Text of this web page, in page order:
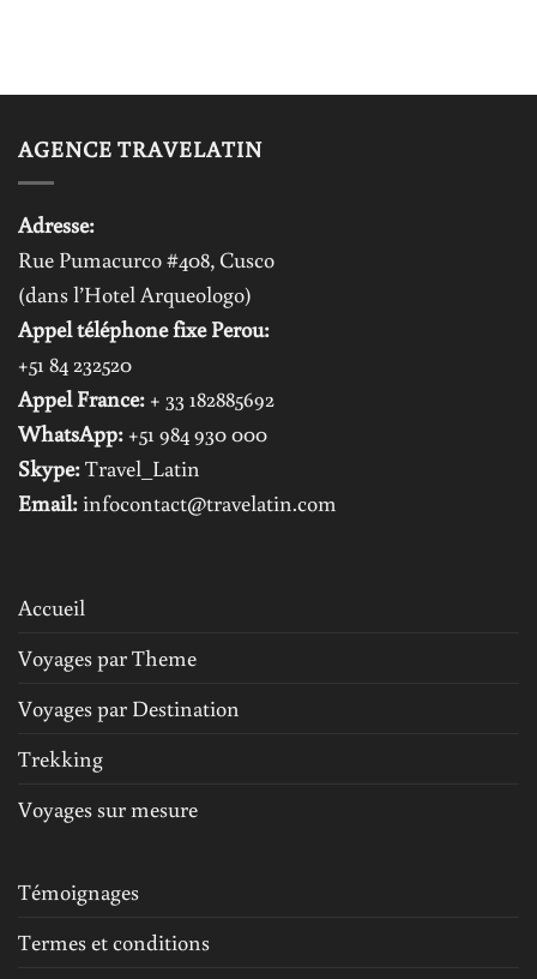
AGENCE TRAVELATIN
Adresse:
Rue Pumacurco #408, Cusco
(dans l’Hotel Arqueologo)
Appel téléphone fixe Perou:
+51 84 232520
Appel France: + 33 182885692
WhatsApp: +51 984 930 000
Skype:Travel_Latin
Email:infocontact@travelatin.com
Accueil
Voyages par Theme
Voyages par Destination
Trekking
Voyages sur mesure
Témoignages
Termes et conditions